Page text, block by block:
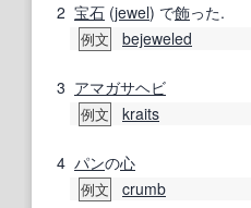
2 宝石 (jewel) で飾った.
例文 bejeweled
3 アマガサヘビ
例文 kraits
4 パンの心
例文 crumb